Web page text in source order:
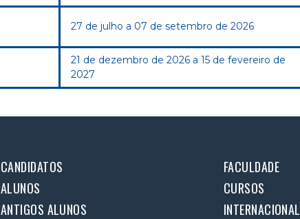
27 de julho a 07 de setembro de 2026
21 de dezembro de 2026 a 15 de fevereiro de
2027
CANDIDATOS
FACULDADE
ALUNOS
CURSOS
ANTIGOS ALUNOS
INTERNACIONAL